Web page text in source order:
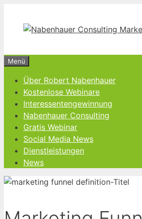
springen
Menü
Über Robert Nabenhauer
Kostenlose Webinare
Interessentengewinnung
Nabenhauer Consulting
Gratis Webinar
Social Media News
Dienstleistungen
News